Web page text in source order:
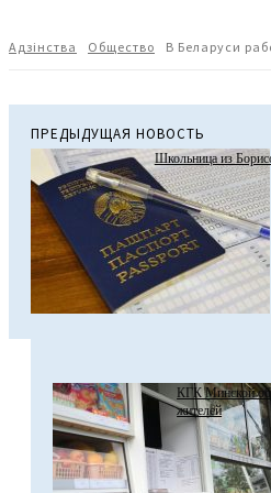
Адзiнства Общество В Беларуси
ПРЕДЫДУЩАЯ НОВОСТЬ
Школьница из
КГК Минской
жителей